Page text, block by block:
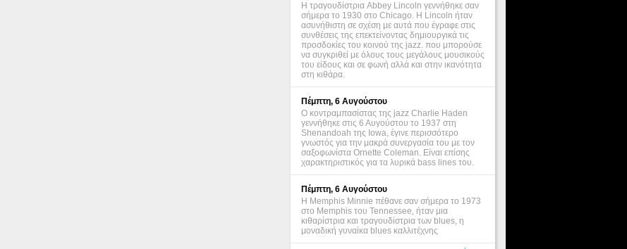
Η τραγουδίστρια Abbey Lincoln γεννήθηκε σαν
σήμερα το 1930 στο Chicago. Η Lincoln ήταν
ασυνήθιστη σε σχέση με αυτά που έγραφε στις
συνθέσεις της επεκτείνοντας δημιουργικά τις
προσδοκίες του κοινού της jazz. που μπορούσε
να συγκριθεί με όλους τους μεγάλους μουσικούς
του είδους και σε φωνή αλλά και στην ικανότητα
στη κιθάρα.
Πέμπτη, 6 Αυγούστου
Ο κοντραμπασίστας της jazz Charlie Haden
γεννήθηκε στις 6 Αυγούστου το 1937 στη
Shenandoah της Iowa, έγινε περισσότερο
γνωστός για την μακρά συνεργασία του με τον
σαξοφωνίστα Ornette Coleman. Είναι επίσης
χαρακτηριστικός για τα λυρικά bass lines του.
Πέμπτη, 6 Αυγούστου
Η Memphis Minnie πέθανε σαν σήμερα το 1973
στο Memphis του Tennessee, ήταν μια
κιθαρίστρια και τραγουδίστρια των blues, η
μοναδική γυναίκα blues καλλιτέχνης